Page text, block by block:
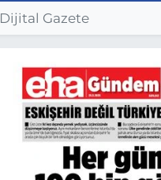
Dijital Gazete